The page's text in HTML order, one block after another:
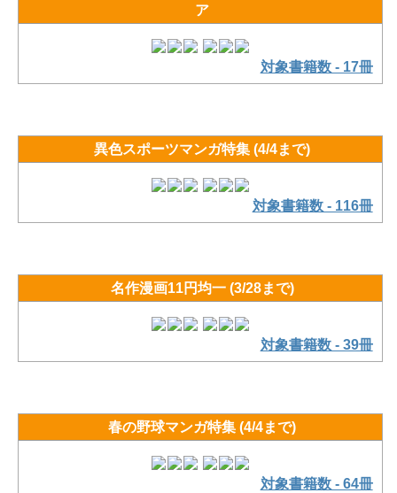
ア
対象書籍数 - 17冊
異色スポーツマンガ特集 (4/4まで)
対象書籍数 - 116冊
名作漫画11円均一 (3/28まで)
対象書籍数 - 39冊
春の野球マンガ特集 (4/4まで)
対象書籍数 - 64冊